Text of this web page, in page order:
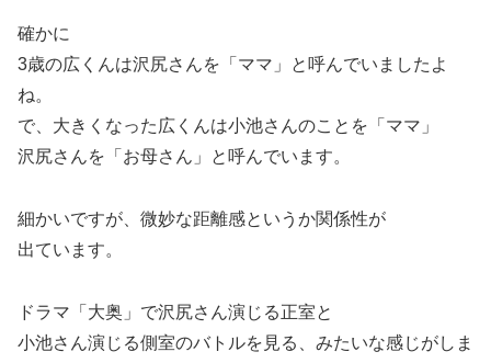
確かに
3歳の広くんは沢尻さんを「ママ」と呼んでいましたよ
ね。
で、大きくなった広くんは小池さんのことを「ママ」
沢尻さんを「お母さん」と呼んでいます。
細かいですが、微妙な距離感というか関係性が
出ています。
ドラマ「大奥」で沢尻さん演じる正室と
小池さん演じる側室のバトルを見る、みたいな感じがしま